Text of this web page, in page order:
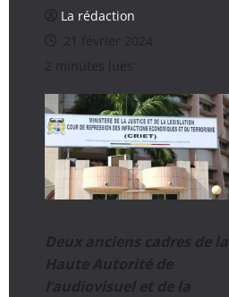
La rédaction
21 février 2024
2 minutes lues
Deux anciens cadres de la
Haute Autorité de
l’audiovisuel et de la